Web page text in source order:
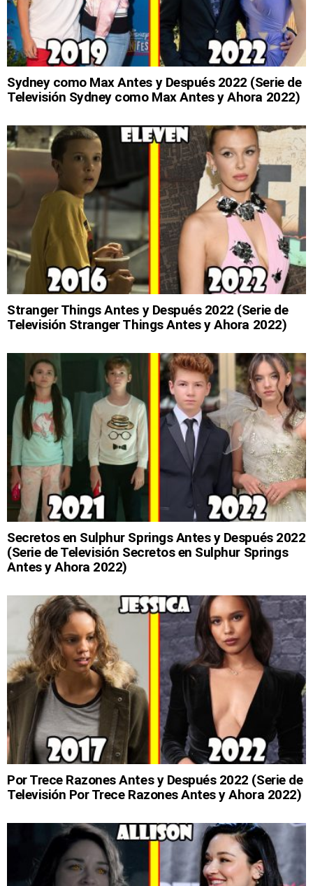
Sydney como Max Antes y Después 2022 (Serie de
Televisión Sydney como Max Antes y Ahora 2022)
Stranger Things Antes y Después 2022 (Serie de
Televisión Stranger Things Antes y Ahora 2022)
Secretos en Sulphur Springs Antes y Después 2022
(Serie de Televisión Secretos en Sulphur Springs
Antes y Ahora 2022)
Por Trece Razones Antes y Después 2022 (Serie de
Televisión Por Trece Razones Antes y Ahora 2022)